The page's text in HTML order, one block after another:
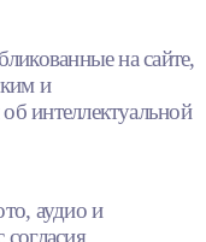
на сайте,
и
интеллектуальной
аудио и